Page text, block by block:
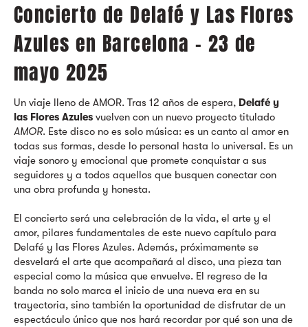
Concierto de Delafé y Las Flores
Azules en Barcelona - 23 de
mayo 2025
Un viaje lleno de AMOR. Tras 12 años de espera, Delafé y
las Flores Azules vuelven con un nuevo proyecto titulado
AMOR. Este disco no es solo música: es un canto al amor en
todas sus formas, desde lo personal hasta lo universal. Es un
viaje sonoro y emocional que promete conquistar a sus
seguidores y a todos aquellos que busquen conectar con
una obra profunda y honesta.
El concierto será una celebración de la vida, el arte y el
amor, pilares fundamentales de este nuevo capítulo para
Delafé y las Flores Azules. Además, próximamente se
desvelará el arte que acompañará al disco, una pieza tan
especial como la música que envuelve. El regreso de la
banda no solo marca el inicio de una nueva era en su
trayectoria, sino también la oportunidad de disfrutar de un
espectáculo único que nos hará recordar por qué son una de